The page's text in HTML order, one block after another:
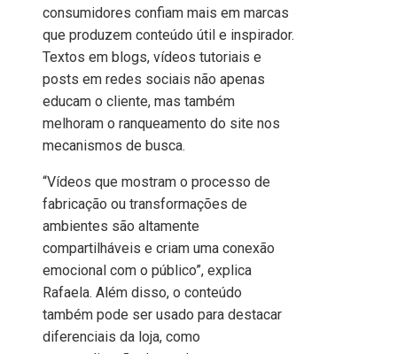
consumidores confiam mais em marcas
que produzem conteúdo útil e inspirador.
Textos em blogs, vídeos tutoriais e
posts em redes sociais não apenas
educam o cliente, mas também
melhoram o ranqueamento do site nos
mecanismos de busca.
“Vídeos que mostram o processo de
fabricação ou transformações de
ambientes são altamente
compartilháveis e criam uma conexão
emocional com o público”, explica
Rafaela. Além disso, o conteúdo
também pode ser usado para destacar
diferenciais da loja, como